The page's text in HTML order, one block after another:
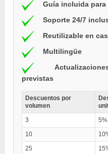
Guía incluida
Soporte 24/7
Reutilizable en
Multilingüe
previstas
Descuentos por
volumen
3 5%
10
25